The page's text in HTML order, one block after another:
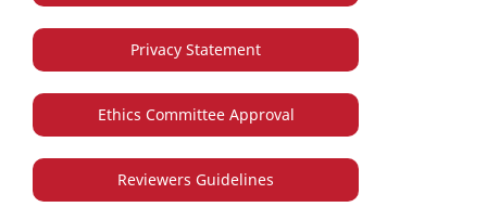
Privacy Statement
Ethics Committee Approval
Reviewers Guidelines